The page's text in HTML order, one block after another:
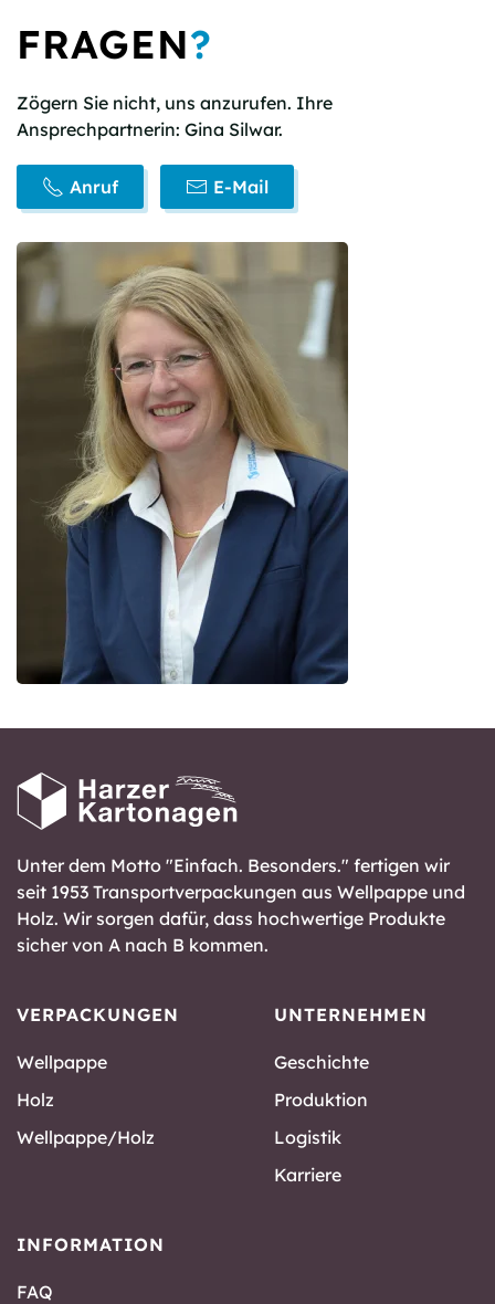
und
Sie
das
FRAGEN?
Zögern Sie nicht, uns anzurufen. Ihre
Ansprechpartnerin: Gina Silwar.
Anruf E-Mail
Unter dem Motto "Einfach. Besonders." fertigen wir
seit 1953 Transportverpackungen aus Wellpappe und
Holz. Wir sorgen dafür, dass hochwertige Produkte
sicher von A nach B kommen.
VERPACKUNGEN
Wellpappe
Holz
Wellpappe/Holz
UNTERNEHMEN
Geschichte
Produktion
Logistik
Karriere
INFORMATION
FAQ